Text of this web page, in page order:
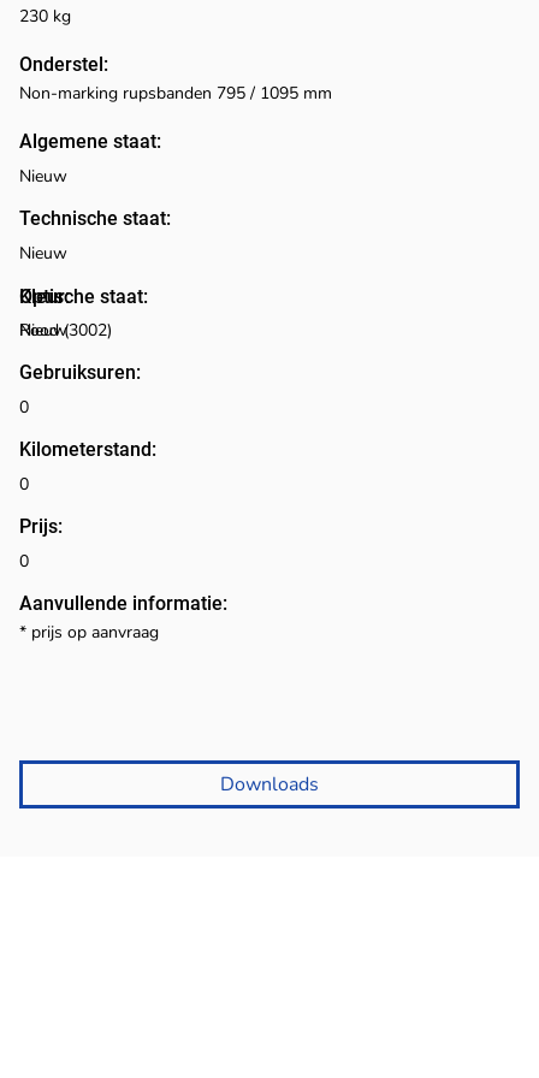
Onderstel:
Algemene staat:
Technische staat:
Optische staat:
Kleur:
Rood (3002)
Gebruiksuren:
Kilometerstand:
Prijs:
0
Aanvullende informatie:
230 kg
Non-marking rupsbanden 795 / 1095 mm
Nieuw
Nieuw
Nieuw
0
0
* prijs op aanvraag
Downloads